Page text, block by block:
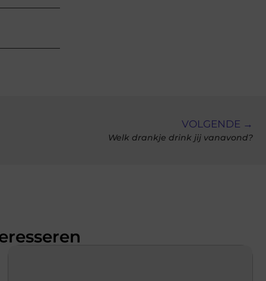
VOLGENDE →
Welk drankje drink jij vanavond?